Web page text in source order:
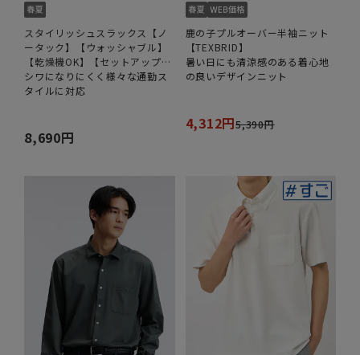
スタイリッシュスラックス【ノ
ータック】【ウォッシャブル】
【乾燥機OK】【セットアップ着
用可】
シワになりにくく様々な通勤ス
タイルに対応
8,690円
鹿の子プルオーバー半袖ニット
【TEXBRID】
暑い日にも清涼感のある着心地
の良いデザインニット
4,312円5,390円